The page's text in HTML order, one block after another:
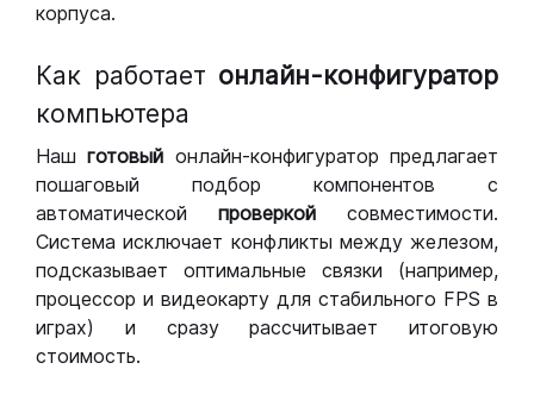
корпуса.
Как работает онлайн-конфигуратор
компьютера
Нашготовый онлайн-конфигуратор предлагает
пошаговый подбор компонентов с
автоматической проверкой совместимости.
Система исключает конфликты между железом,
подсказывает оптимальные связки (например,
процессор и видеокарту для стабильного FPS в
играх) и сразу рассчитывает итоговую
стоимость.